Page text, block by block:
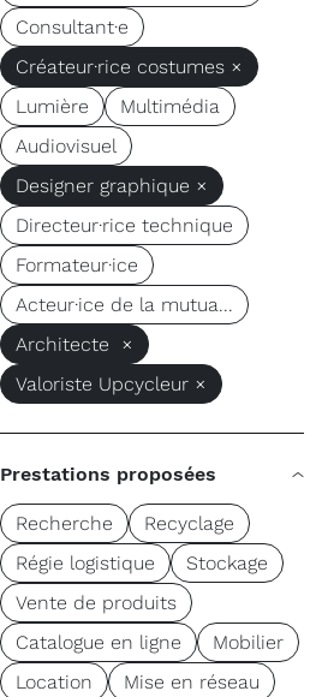
Consultant·e
Créateur·rice costumes ×
Lumière
Multimédia
Audiovisuel
Designer graphique ×
Directeur·rice technique
Formateur·ice
Acteur·ice de la mutua...
Architecte ×
Valoriste Upcycleur ×
Prestations proposées
Recherche
Recyclage
Régie logistique
Stockage
Vente de produits
Catalogue en ligne
Mobilier
Location
Mise en réseau